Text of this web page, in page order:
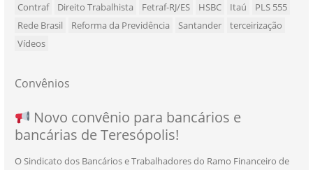
Contraf
Direito Trabalhista Fetraf-RJ/ES HSBC Itaú
PLS 555
Rede Brasil
Reforma da Previdência Santander
terceirização
Vídeos
Convênios
SEU NOVO BENEFÍCIO CHEGOU
Novo convênio para bancários e
bancárias de Teresópolis!
O Sindicato dos Bancários e Trabalhadores do Ramo Financeiro de
NOVO CONVÊNIO PARA VOCÊ, BANCÁRIO
E BANCÁRIA!
Convênio com a Rede de Ensino Técnico e
Centro de Qualificação Técnica